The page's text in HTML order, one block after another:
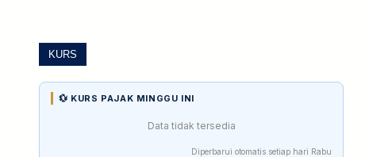
KURS
💱 KURS PAJAK MINGGU INI
Data tidak tersedia
Diperbarui otomatis setiap hari Rabu